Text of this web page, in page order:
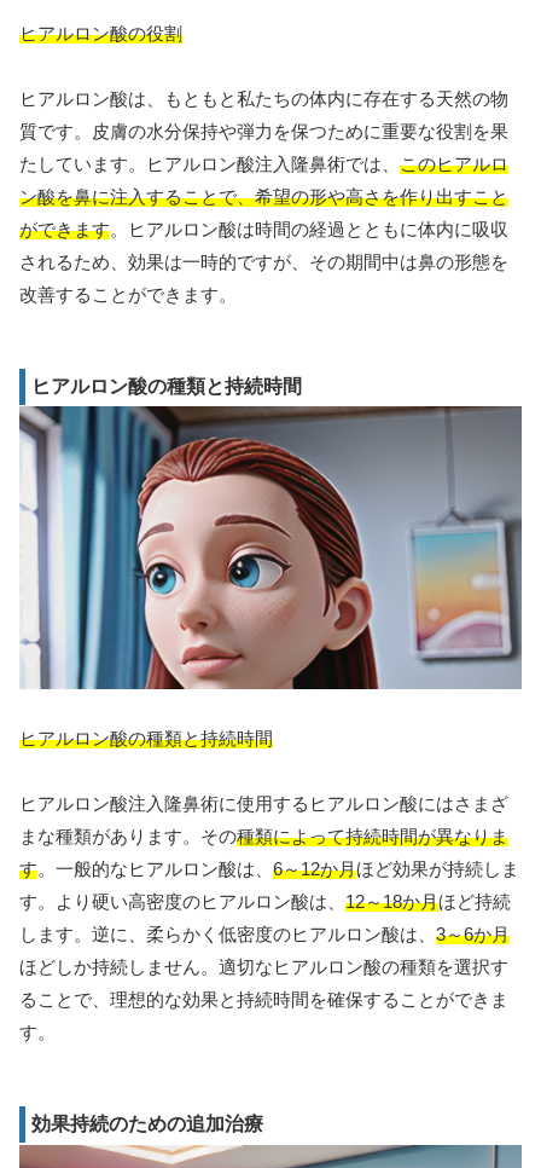
ヒアルロン酸の役割
ヒアルロン酸は、もともと私たちの体内に存在する天然の物
質です。皮膚の水分保持や弾力を保つために重要な役割を果
たしています。ヒアルロン酸注入隆鼻術では、 このヒアルロ
ン酸を鼻に注入することで、希望の形や高さを作り出すこと
ができます。ヒアルロン酸は時間の経過とともに体内に吸収
されるため、効果は一時的ですが、その期間中は鼻の形態を
改善することができます。
ヒアルロン酸の種類と持続時間
ヒアルロン酸の種類と持続時間
ヒアルロン酸注入隆鼻術に使用するヒアルロン酸にはさまざ
まな種類があります。その種類によって持続時間が異なりま
す。一般的なヒアルロン酸は、 6～12か月ほど効果が持続しま
す。より硬い高密度のヒアルロン酸は、 12～18か月ほど持続
します。逆に、柔らかく低密度のヒアルロン酸は、 3～6か月
ほどしか持続しません。適切なヒアルロン酸の種類を選択す
ることで、理想的な効果と持続時間を確保することができま
す。
効果持続のための追加治療